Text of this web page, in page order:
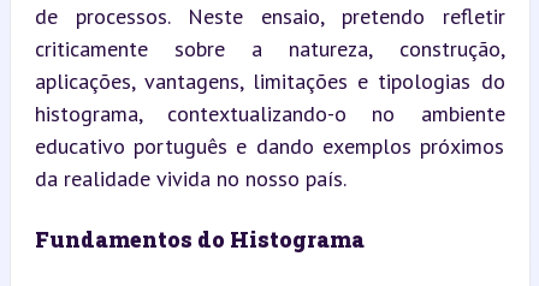
de processos. Neste ensaio, pretendo refletir
criticamente sobre a natureza, construção,
aplicações, vantagens, limitações e tipologias do
histograma, contextualizando-o no ambiente
educativo português e dando exemplos próximos
da realidade vivida no nosso país.
Fundamentos do Histograma